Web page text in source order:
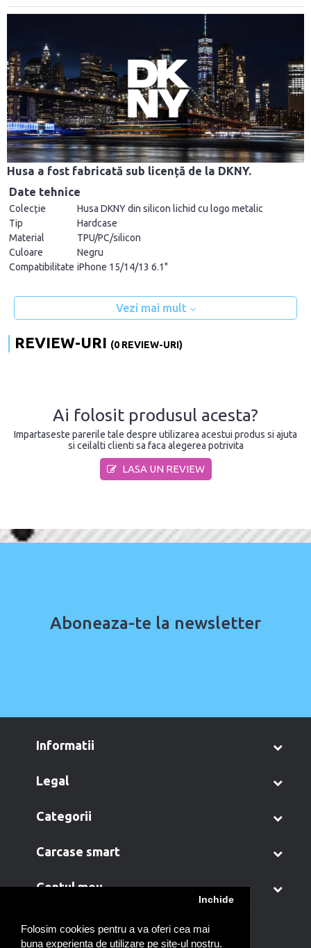
Folosim cookies pentru a va oferi cea mai
buna experienta de utilizare pe site-ul nostru.
Inchide
Husa a fost fabricată sub licență de la DKNY.
Date tehnice
Colecție
Husa DKNY din silicon lichid cu logo metalic
Tip
Hardcase
Material
TPU/PC/silicon
Culoare
Negru
Compatibilitate iPhone 15/14/13 6.1"
Vezi mai mult
REVIEW-URI (0 REVIEW-URI)
Ai folosit produsul acesta?
Impartaseste parerile tale despre utilizarea acestui produs si ajuta
si ceilalti clienti sa faca alegerea potrivita
LASA UN REVIEW
Aboneaza-te la newsletter
informatii
legal
categorii
carcase smart
contul meu